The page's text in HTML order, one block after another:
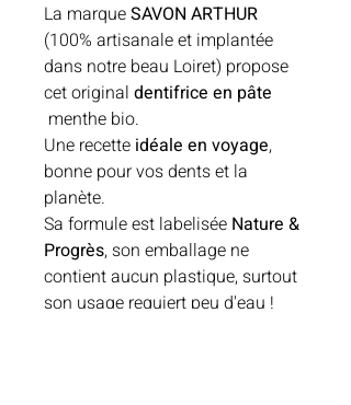
La marqueSAVON ARTHUR
(100% artisanale et implantée
dans notre beau Loiret) propose
cet original dentifrice en pâte
menthe bio.
Une recette idéale en voyage,
bonne pour vos dents et la
planète.
Sa formule est labelisée Nature &
Progrès, son emballage ne
contient aucun plastique, surtout
son usage requiert peu d'eau !